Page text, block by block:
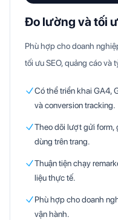
Đo lường và tối
Phù hợp cho doanh
tối ưu SEO, quảng cáo và
Có thể triển khai GA4,
và conversion tracking.
Theo dõi lượt gửi form,
dùng trên trang.
Thuận tiện chạy
liệu thực tế.
Phù hợp cho doanh
vận hành.